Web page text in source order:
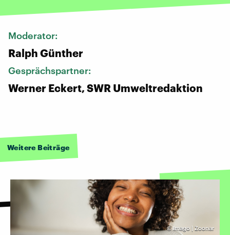
Moderator:
Ralph Günther
Gesprächspartner:
Werner Eckert, SWR Umweltredaktion
Weitere Beiträge
©Imago | Zoonar